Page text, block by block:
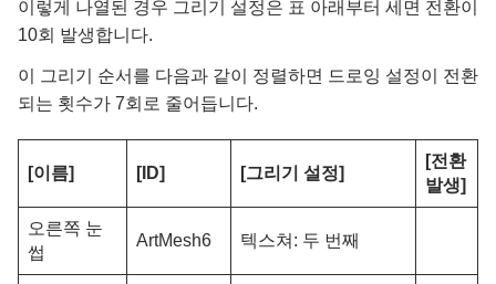
이렇게 나열된 경우 그리기 설정은 표 아래부터 세면 전환이
10회 발생합니다.
이 그리기 순서를 다음과 같이 정렬하면 드로잉 설정이 전환
되는 횟수가 7회로 줄어듭니다.
[이름] [ID] [그리기 설정]
[전환
발생]
오른쪽 눈
썹
ArtMesh6 텍스쳐: 두 번째